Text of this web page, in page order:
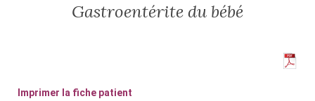
Gastroentérite du bébé
Imprimer la fiche patient